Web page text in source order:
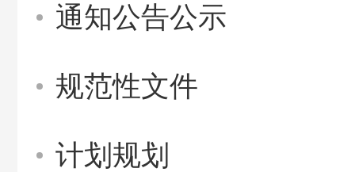
通知公告公示
规范性文件
计划规划